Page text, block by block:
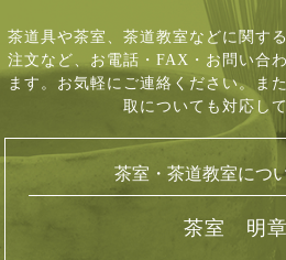
茶道具や茶室、茶道教室などに関す
注文など、 お電話・FAX・お問い合
ます。お気軽にご連絡ください。 ま
取についても対応し
茶室・茶道教室につ
茶室 明